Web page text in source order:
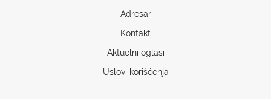
Adresar
Kontakt
Aktuelni oglasi
Uslovi korišćenja